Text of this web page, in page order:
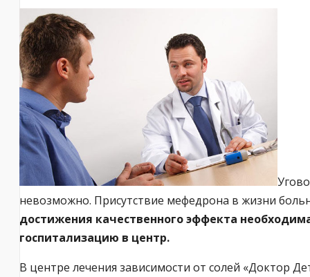
невозможно. Присутствие мефедрона в жизни
достижения качественного эффекта
госпитализацию в центр.
В центре лечения зависимости от солей «Доктор